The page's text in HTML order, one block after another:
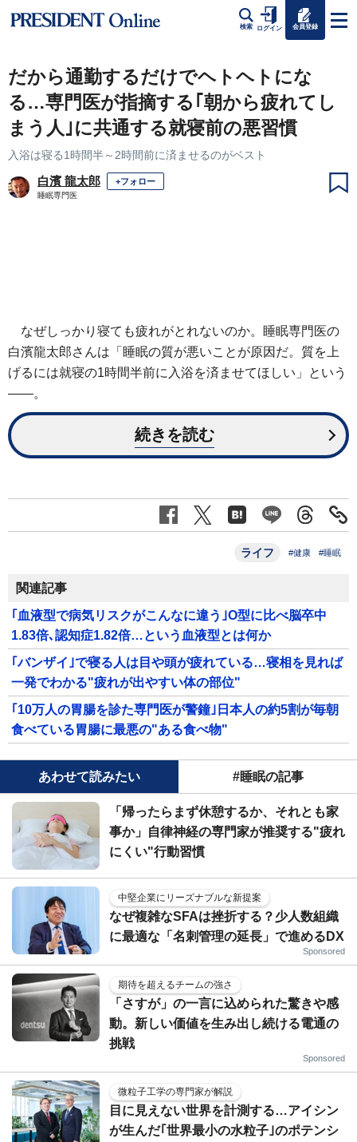
検索 ログイン 会員登録
だから通勤するだけでヘトヘトにな
る…専門医が指摘する｢朝から疲れてし
まう人｣に共通する就寝前の悪習慣
入浴は寝る1時間半～2時間前に済ませるのがベスト
白濱 龍太郎 +フォロー
睡眠専門医
なぜしっかり寝ても疲れがとれないのか。睡眠専門医の
白濱龍太郎さんは「睡眠の質が悪いことが原因だ。質を上
げるには就寝の1時間半前に入浴を済ませてほしい」という
――。
続きを読む
ライフ #健康 #睡眠
関連記事
｢血液型で病気リスクがこんなに違う｣O型に比べ脳卒中
1.83倍､認知症1.82倍…という血液型とは何か
｢バンザイ｣で寝る人は目や頭が疲れている…寝相を見れば
一発でわかる"疲れが出やすい体の部位"
｢10万人の胃腸を診た専門医が警鐘｣日本人の約5割が毎朝
食べている胃腸に最悪の"ある食べ物"
あわせて読みたい #睡眠の記事
「帰ったらまず休憩するか、それとも家
事か」自律神経の専門家が推奨する"疲れ
にくい"行動習慣
中堅企業にリーズナブルな新提案
なぜ複雑なSFAは挫折する？少人数組織
に最適な「名刺管理の延長」で進めるDX
Sponsored
期待を超えるチームの強さ
「さすが」の一言に込められた驚きや感
動。新しい価値を生み出し続ける電通の
挑戦
Sponsored
微粒子工学の専門家が解説
目に見えない世界を計測する…アイシン
が生んだ｢世界最小の水粒子｣のポテンシ